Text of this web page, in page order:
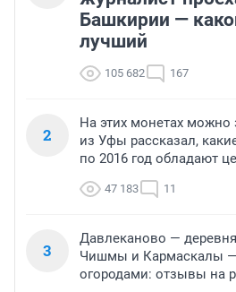
Башкирии —
лучший
105 682 167
2
На этих монетах можно
из Уфы рассказал,
по 2016 год обладают
47 183 11
3
Давлеканово —
Чишмы и Кармаскалы
огородами: отзывы на